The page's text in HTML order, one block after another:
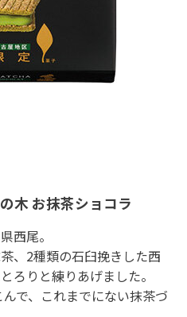
木 お抹茶ショコラ
西尾。
、2種類の石臼挽きした西
ろりと練りあげました。
で、これまでにない抹茶づ